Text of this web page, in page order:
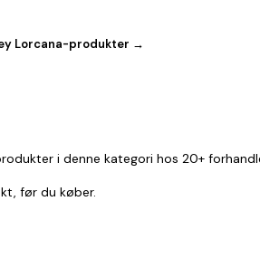
Lorcana-produkter →
i denne kategori hos 20+
før du køber.